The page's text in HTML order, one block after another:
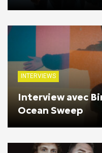
INTERVIEWS
Interview avec
Ocean Sweep